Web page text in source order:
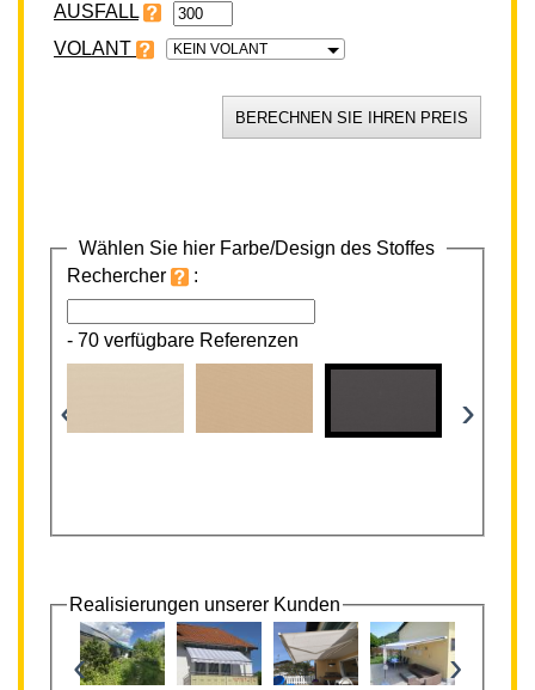
VOLANT KEIN VOLANT
Wählen Sie hier Farbe/Design des Stoffes
Rechercher
:
- 70 verfügbare Referenzen
‹ ›
Realisierungen unserer Kunden
‹ ›